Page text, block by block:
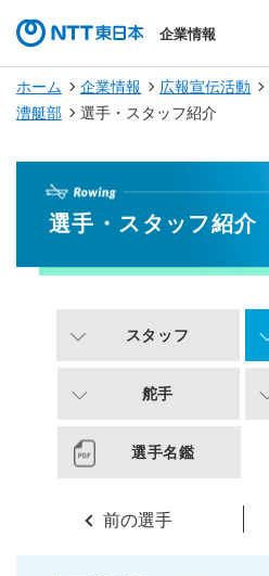
企業情報
ホーム 企業情報 広報宣伝活動
漕艇部
選手・スタッフ紹介
選手・スタッフ紹介
スタッフ
舵手
選手名鑑
前の選手